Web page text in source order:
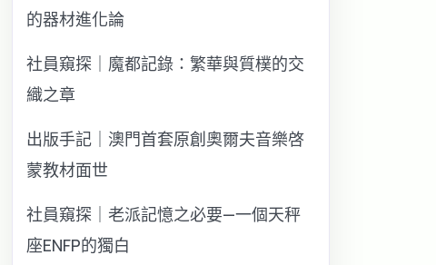
的器材進化論
社員窺探｜魔都記錄：繁華與質樸的交
織之章
出版手記｜澳門首套原創奧爾夫音樂啓
蒙教材面世
社員窺探｜老派記憶之必要—一個天秤
座ENFP的獨白